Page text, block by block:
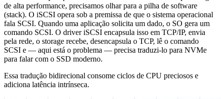
de alta performance, precisamos olhar para a pilha de software
(stack). O iSCSI opera sob a premissa de que o sistema operacional
fala SCSI. Quando uma aplicação solicita um dado, o SO gera um
comando SCSI. O driver iSCSI encapsula isso em TCP/IP, envia
pela rede, o storage recebe, desencapsula o TCP, lê o comando
SCSI e — aqui está o problema — precisa traduzi-lo para NVMe
para falar com o SSD moderno.
Essa tradução bidirecional consome ciclos de CPU preciosos e
adiciona latência intrínseca.